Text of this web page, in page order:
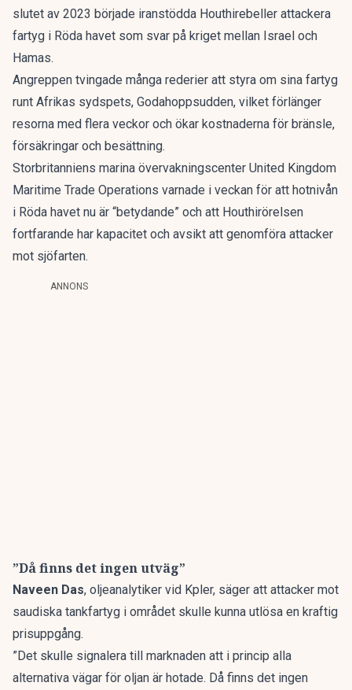
slutet av 2023 började iranstödda Houthirebeller attackera
fartyg i Röda havet som svar på kriget mellan Israel och
Hamas.
Angreppen tvingade många rederier att styra om sina fartyg
runt Afrikas sydspets, Godahoppsudden, vilket förlänger
resorna med flera veckor och ökar kostnaderna för bränsle,
försäkringar och besättning.
Storbritanniens marina övervakningscenter United Kingdom
Maritime Trade Operations varnade i veckan för att hotnivån
i Röda havet nu är “betydande” och att Houthirörelsen
fortfarande har kapacitet och avsikt att genomföra attacker
mot sjöfarten.
ANNONS
”Då finns det ingen utväg”
Naveen Das, oljeanalytiker vid Kpler, säger att attacker mot
saudiska tankfartyg i området skulle kunna utlösa en kraftig
prisuppgång.
”Det skulle signalera till marknaden att i princip alla
alternativa vägar för oljan är hotade. Då finns det ingen